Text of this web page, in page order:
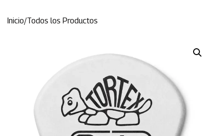
Inicio/Todos los Productos